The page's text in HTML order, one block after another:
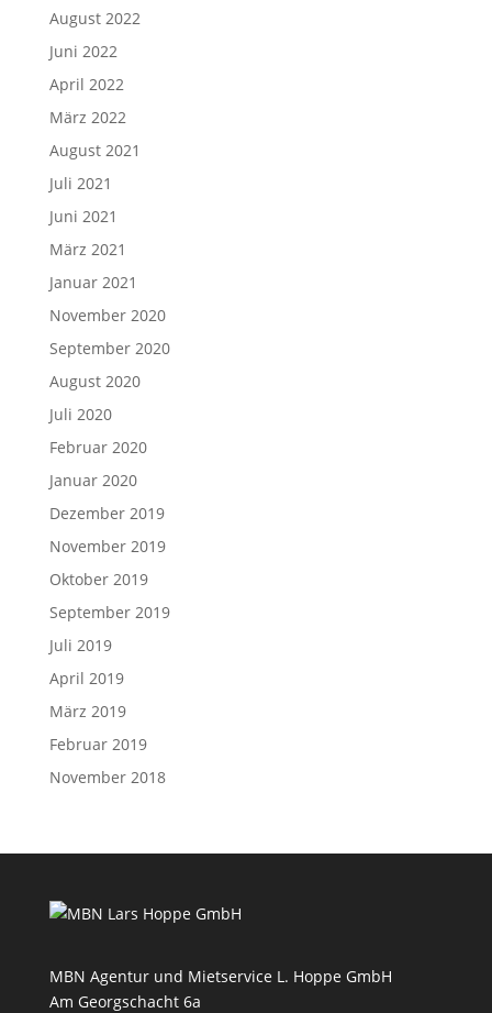
August 2022
Juni 2022
April 2022
März 2022
August 2021
Juli 2021
Juni 2021
März 2021
Januar 2021
November 2020
September 2020
August 2020
Juli 2020
Februar 2020
Januar 2020
Dezember 2019
November 2019
Oktober 2019
September 2019
Juli 2019
April 2019
März 2019
Februar 2019
November 2018
MBN Agentur und Mietservice L. Hoppe GmbH
Am Georgschacht 6a